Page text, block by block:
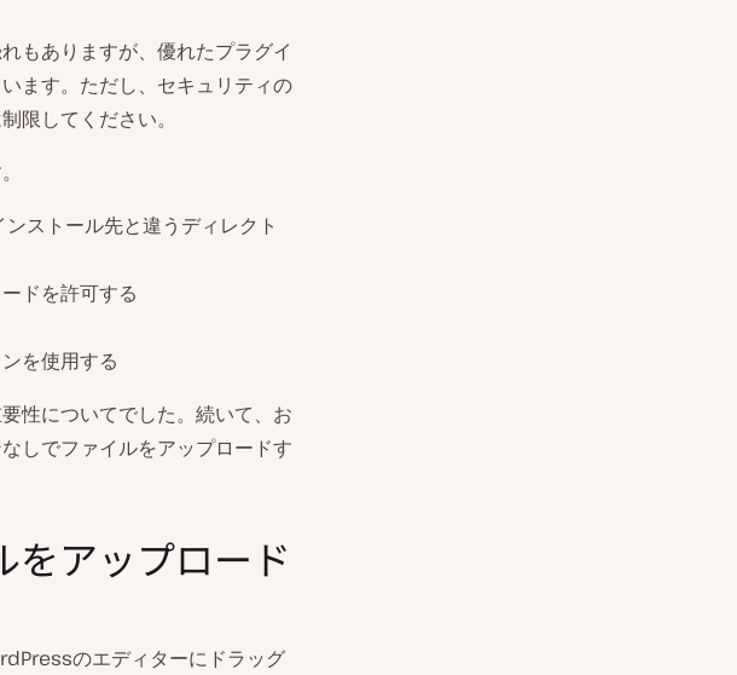
もありますが、優れたプラグイ
ます。ただし、セキュリティの
限してください。
ストール先と違うディレクト
ドを許可する
を使用する
性についてでした。続いて、お
しでファイルをアップロードす
をアップロード
のエディターにドラッグ